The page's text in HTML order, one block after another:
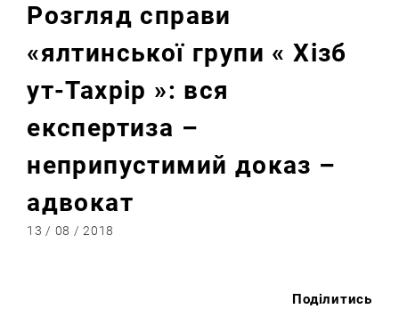
Розгляд справи
«ялтинської групи « Хізб
ут-Тахрір »: вся
експертиза –
неприпустимий доказ –
адвокат
13 / 08 / 2018
Поділитись